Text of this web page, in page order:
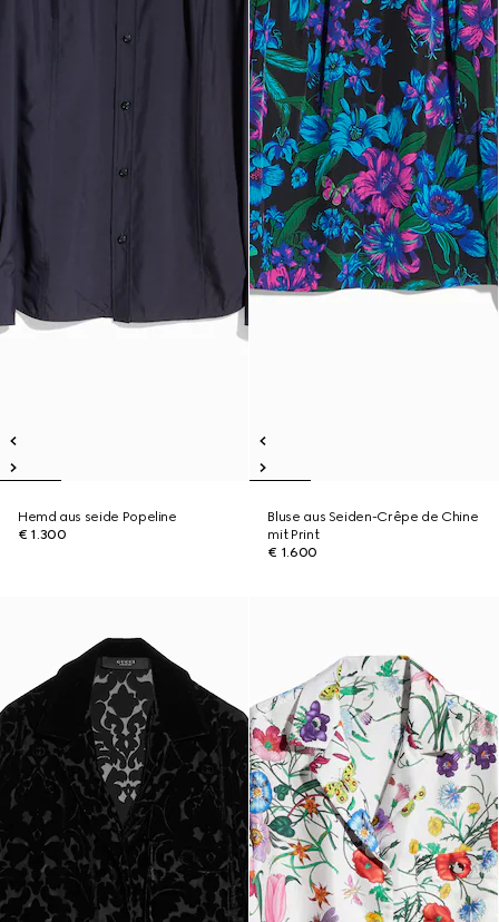
Hemd aus seide Popeline
€ 1.300
Bluse aus Seiden-Crêpe de Chine
mit Print
€ 1.600